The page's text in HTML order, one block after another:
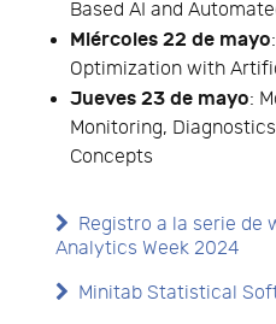
Based AI and
Miércoles 22 de mayo
Optimization with
Jueves 23 de mayo:
Monitoring,
Concepts
Registro a la serie de
Analytics Week 2024
Minitab Statistical